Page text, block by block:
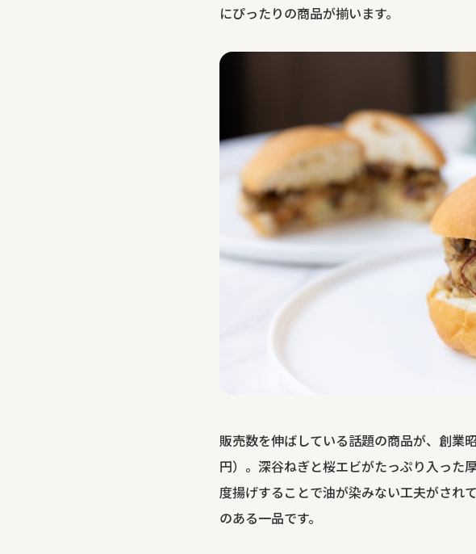
にぴったりの商品が揃います。
販売数を伸ばしている話題の商品が、創業
円）。深谷ねぎと桜エビがたっぷり入った
度揚げすることで油が染みない工夫がされ
のある一品です。